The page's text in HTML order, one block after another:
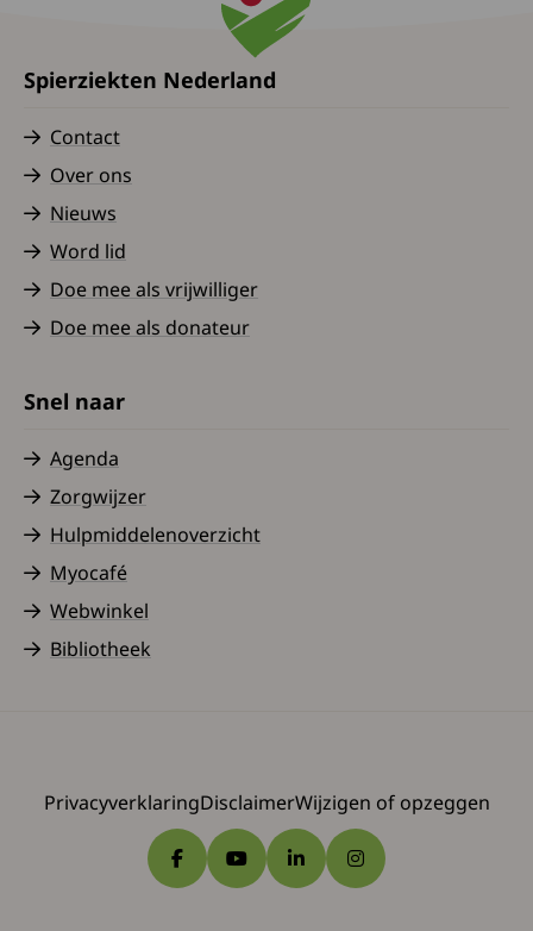
Spierziekten Nederland
Contact
Over ons
Nieuws
Word lid
Doe mee als vrijwilliger
Doe mee als donateur
Snel naar
Agenda
Zorgwijzer
Hulpmiddelenoverzicht
Myocafé
Webwinkel
Bibliotheek
PrivacyverklaringDisclaimerWijzigen of opzeggen
Ga naar Facebook
Ga naar YouTube
Ga naar LinkedIn
Ga naar Instagram